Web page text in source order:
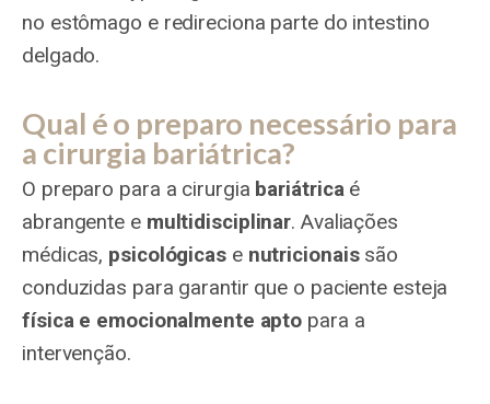
no estômago e redireciona parte do intestino
delgado.
Qual é o preparo necessário para
a cirurgia bariátrica?
O preparo para a cirurgia bariátrica é
abrangente e multidisciplinar. Avaliações
médicas, psicológicas e nutricionais são
conduzidas para garantir que o paciente esteja
física e emocionalmente apto para a
intervenção.